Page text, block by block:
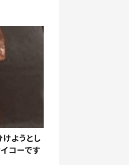
ようとし
コーです